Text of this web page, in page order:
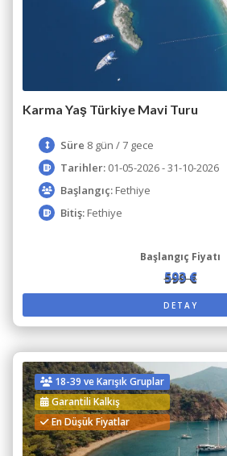
Karma Yaş Türkiye Mavi Turu
Süre 8 gün / 7 gece
Tarihler: 01-05-2026 - 31-10-2026
Başlangıç: Fethiye
Bitiş: Fethiye
Başlangıç Fiyatı
599 €
593 €
DETAY
18-39 ve Karışık Gruplar
Garantili Kalkış
En Düşük Fiyatlar